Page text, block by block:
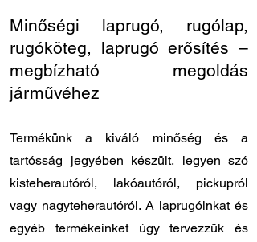
Minőségi laprugó, rugólap,
rugóköteg, laprugó erősítés –
megbízható megoldás
járművéhez
Termékünk a kiváló minőség és a
tartósság jegyében készült, legyen szó
kisteherautóról, lakóautóról, pickupról
vagy nagyteherautóról. A laprugóinkat és
egyéb termékeinket úgy tervezzük és